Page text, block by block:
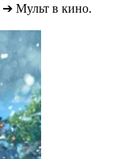
➔ Мульт в кино.